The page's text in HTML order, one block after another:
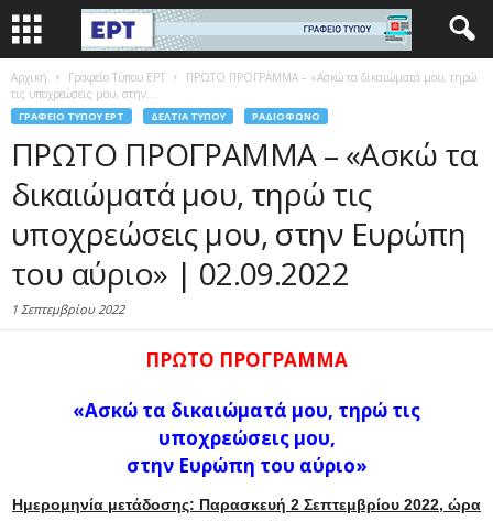
Αρχική Γραφείο Τύπου ΕΡΤ
ΠΡΩΤΟ ΠΡΟΓΡΑΜΜΑ – «Ασκώ τα δικαιώματά μου, τηρώ
τις υποχρεώσεις μου, στην...
ΓΡΑΦΕΊΟ ΤΎΠΟΥ ΕΡΤ ΔΕΛΤΊΑ ΤΎΠΟΥ ΡΑΔΙΌΦΩΝΟ
ΠΡΩΤΟ ΠΡΟΓΡΑΜΜΑ – «Ασκώ τα
δικαιώματά μου, τηρώ τις
υποχρεώσεις μου, στην Ευρώπη
του αύριο» | 02.09.2022
1 Σεπτεμβρίου 2022
ΠΡΩΤΟ ΠΡΟΓΡΑΜΜΑ
«Ασκώ τα δικαιώματά μου, τηρώ τις
υποχρεώσεις μου,
στην Ευρώπη του αύριο»
Ημερομηνία μετάδοσης: Παρασκευή 2 Σεπτεμβρίου 2022, ώρα